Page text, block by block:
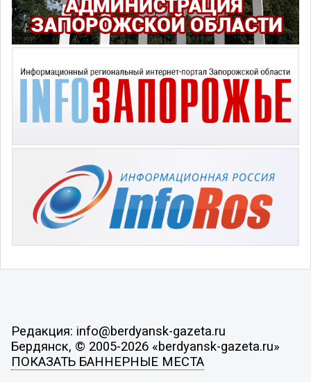
Редакция: info@berdyansk-gazeta.ru
Бердянск, © 2005-2026 «berdyansk-gazeta.ru»
ПОКАЗАТЬ БАННЕРНЫЕ МЕСТА